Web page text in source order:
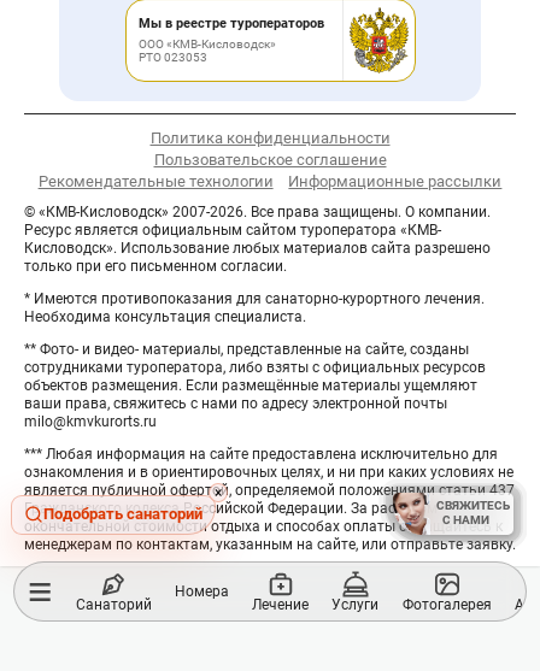
≡ Санаторий
Номера
Лечение Услуги Фотогалерея
Мы в реестре туроператоров
ООО «КМВ-Кисловодск»
РТО 023053
Политика конфиденциальности
Пользовательское соглашение
Рекомендательные технологии
Информационные рассылки
© «КМВ-Кисловодск» 2007-2026. Все права защищены. О компании.
Ресурс является официальным сайтом туроператора «КМВ-
Кисловодск». Использование любых материалов сайта разрешено
только при его письменном согласии.
* Имеются противопоказания для санаторно-курортного лечения.
Необходима консультация специалиста.
** Фото- и видео- материалы, представленные на сайте, созданы
сотрудниками туроператора, либо взяты с официальных ресурсов
объектов размещения. Если размещённые материалы ущемляют
ваши права, свяжитесь с нами по адресу электронной почты
milo@kmvkurorts.ru
*** Любая информация на сайте предоставлена исключительно для
ознакомления и в ориентировочных целях, и ни при каких условиях не
является публичной офертой, определяемой положениями статьи 437
Гражданского кодекса Российской Федерации. За расчётом
окончательной стоимости отдыха и способах оплаты обращайтесь к
менеджерам по контактам, указанным на сайте, или отправьте заявку.
Подобрать санаторий
Hide
button
×
СВЯЖИТЕСЬ
С НАМИ
СВЯЖИТЕСЬ
С НАМИ